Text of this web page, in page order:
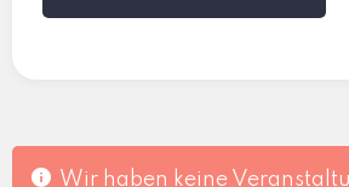
Wir haben keine